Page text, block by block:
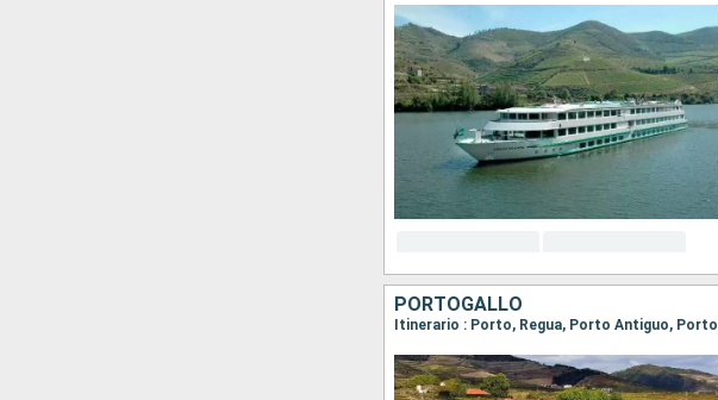
PORTOGALLO
Itinerario : Porto, Regua, Porto Antiguo, Porto